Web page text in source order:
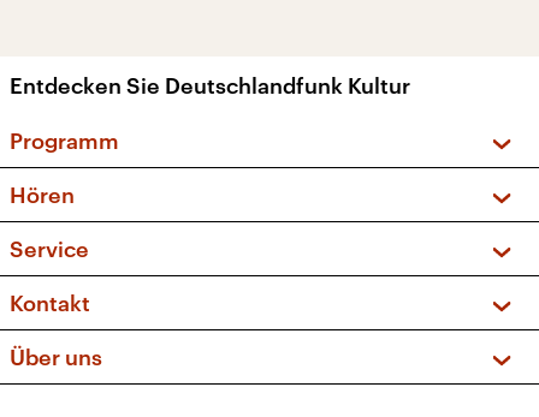
Entdecken Sie Deutschlandfunk Kultur
Programm
Sendungen und Podcasts
Musikliste
Kakadu – Das Kinderprogramm
Hören
Frequenzen (UKW + DAB+)
Service
FAQ
Apps
Newsletter
Kontakt
Social Media
Über uns